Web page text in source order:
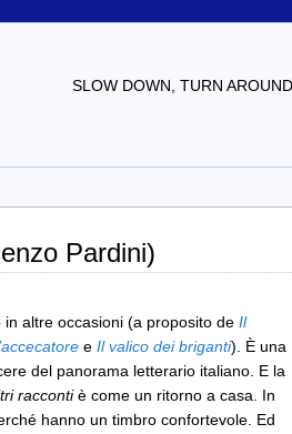
SLOW DOWN, TURN
Pardini)
altre occasioni (a proposito de Il
e Il valico dei briganti). È una
del panorama letterario italiano. E la
raccontiè come un ritorno a casa. In
hanno un timbro confortevole. Ed